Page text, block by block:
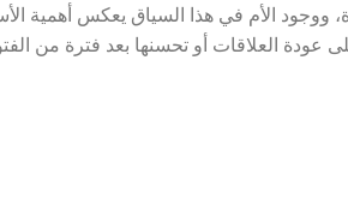
ووجود الأم في هذا السياق يعكس أهمية
عودة العلاقات أو تحسنها بعد فترة من